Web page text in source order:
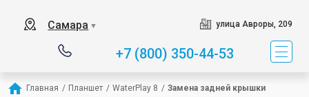
Самара ▼ улица Авроры, 209
+7 (800) 350-44-53
Главная / Планшет / WaterPlay 8 / Замена задней крышки